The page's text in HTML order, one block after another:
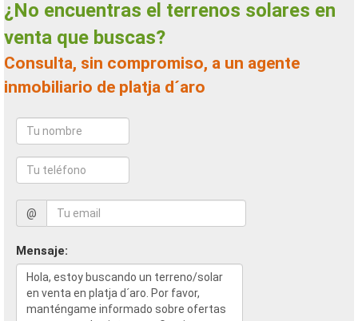
¿No encuentras el terrenos solares en
venta que buscas?
Consulta, sin compromiso, a un agente
inmobiliario de platja d´aro
@
Mensaje: